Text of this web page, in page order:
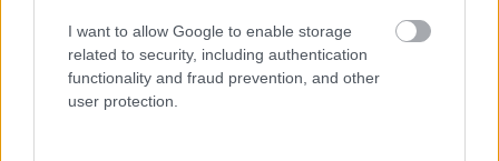
I want to allow Google to enable storage
related to security, including authentication
functionality and fraud prevention, and other
user protection.
hálózatát